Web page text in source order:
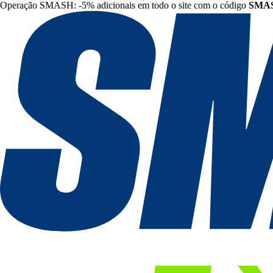
Operação SMASH: -5% adicionais em todo o site com o código